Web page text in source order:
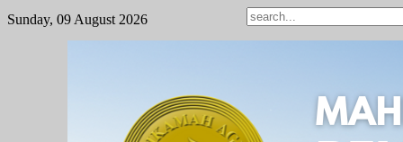
Sunday, 09 August 2026